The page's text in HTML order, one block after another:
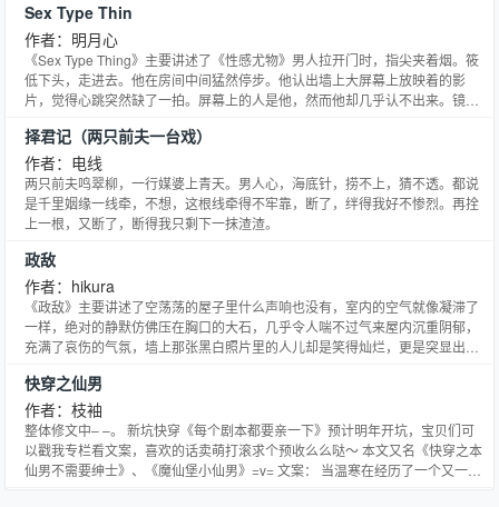
的脖子，就被强电流掼翻在地。 生锈的大脑里反复回荡着一句话：“警告！警
告！你正在试图做出攻击主人的行为，请立刻停止，否则原地报废。” 小姑娘
笑眯眯地托腮看着他：“你开机啦？要不，叫我一声主人听听？” 最后一位上将
机械小天才 ** 新文《左手大反派，右手火葬场》推一波呀 简介： 当红影后甄
一宁，没想到自己会在拍广告的路上出车祸，横死助理手下。 临死前，有个冷
漠的声音颅内响起：“欢迎使用‘恶毒女配改造’系统，只要不崩人设一心向善，
帮助书中主角走完剧情线，你就有机会抽卡，前往下一个世界。” 行吧，不就
是演个幡然醒悟的人设嘛，甄一宁想着这能有多难，结果一睁眼，却发现自己
被架在火上即将熟透，方便作为食物送给恶龙，来交换被抓走的王子。 据说这
还是本故事情节最友好的童话书。 原女主泪眼婆娑地望着她：“对不起，王子
是因为救我才被抓走的，但我不能死，因为你知道，我们都订婚了，他会伤心
的。” “阿宁你不一样，你是孤儿，没有人牵挂，你牺牲了后，我会恳求王室为
你颁发勇士勋章的。” 说着，她颤抖着添了最后一把火。 甄一宁：？？拳头硬
了。 做什么幡然醒悟小白花，她要干翻全场火葬场。 后来甄一宁成功拐了大反
派，一边懒洋洋地给大反派顺毛，一边看主角们哭着跪着求她原谅，系统气急
败坏：“你这样违规！” “我崩人设了吗？” “没有。” “我走剧情线了吗？” “走了。”
“我帮主角了吗？” “废话你都站在食物链顶端了，谁都得求着你帮忙。” 那不就
得了，ok拜拜，下一个世界更乖。 西幻背景—恶龙小孤女； 星际背景—邪神
假千金； 原始孤岛—海怪神明少女； 深宫传说—住井底的千年恶鬼曾经是人的
樱桃妖； 男主不切片，不精分，致力于在每个世界当大反派。本小说网提供绦
纶著作的在异星组装了一只大佬最新章节，在异星组装了一只大佬全文免费阅
读，在异星组装了一只大佬无弹窗清爽阅读体验！
Sex Type Thin
作者：明月心
《Sex Type Thing》主要讲述了《性感尤物》男人拉开门时，指尖夹着烟。筱
低下头，走进去。他在房间中间猛然停步。他认出墙上大屏幕上放映着的影
片，觉得心跳突然缺了一拍。屏幕上的人是他，然而他却几乎认不出来。镜头
到刻骨。
择君记（两只前夫一台戏）
作者：电线
两只前夫鸣翠柳，一行媒婆上青天。男人心，海底针，捞不上，猜不透。都说
是千里姻缘一线牵，不想，这根线牵得不牢靠，断了，绊得我好不惨烈。再拴
上一根，又断了，断得我只剩下一抹渣渣。
政敌
作者：hikura
《政敌》主要讲述了空荡荡的屋子里什么声响也没有，室内的空气就像凝滞了
一样，绝对的静默仿佛压在胸口的大石，几乎令人喘不过气来屋内沉重阴郁，
充满了哀伤的气氛，墙上那张黑白照片里的人儿却是笑得灿烂，更是突显出此
快穿之仙男
作者：枝袖
整体修文中– –。 新坑快穿《每个剧本都要亲一下》预计明年开坑，宝贝们可
以戳我专栏看文案，喜欢的话卖萌打滚求个预收么么哒～ 本文又名《快穿之本
仙男不需要绅士》、《魔仙堡小仙男》=v= 文案： 当温寒在经历了一个又一个